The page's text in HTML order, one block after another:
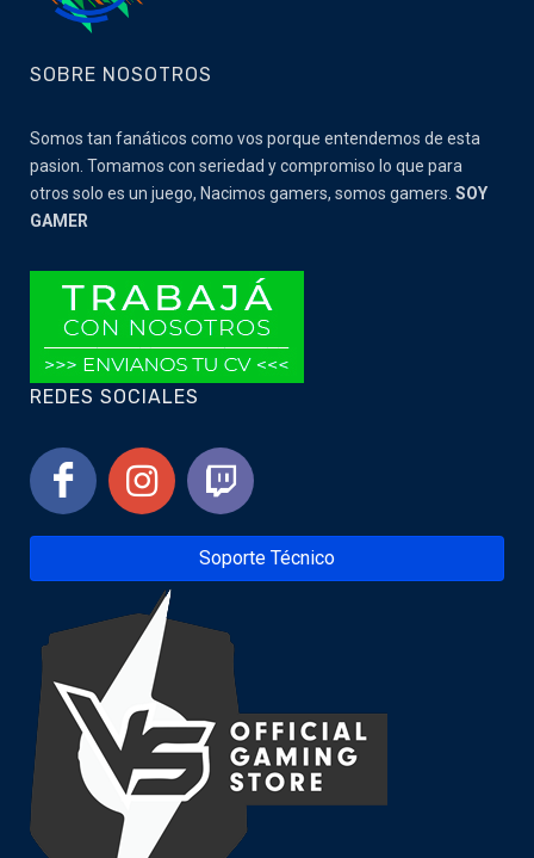
SOBRE NOSOTROS
Somos tan fanáticos como vos porque entendemos de esta
pasion. Tomamos con seriedad y compromiso lo que para
otros solo es un juego, Nacimos gamers, somos gamers. SOY
GAMER
REDES SOCIALES
Soporte Técnico